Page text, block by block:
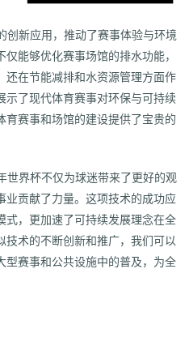
创新应用，推动了赛事体验与环境
能够优化赛事场馆的排水功能，
在节能减排和水资源管理方面作
了现代体育赛事对环保与可持续
赛事和场馆的建设提供了宝贵的
世界杯不仅为球迷带来了更好的观
贡献了力量。这项技术的成功应
，更加速了可持续发展理念在全
术的不断创新和推广，我们可以
赛事和公共设施中的普及，为全